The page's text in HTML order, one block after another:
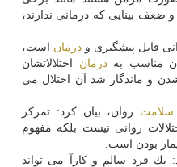
ضعف بینایی كه درمانی ندارند،
قابل پیشگیری و درمان است،
مناسب بهدرمان اختلالاتشان
و ماندگار شد آن اختلال می
سلامت روان، بیان كرد: تمركز
روانی نیست بلكه مفهوم
بودن است.
فرد سالم و كارآ می تواند